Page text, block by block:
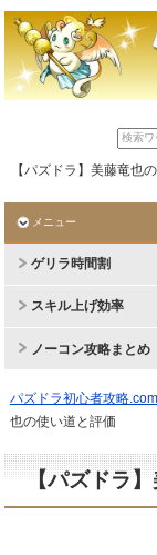
【パズドラ】美藤竜也
メニュー
ゲリラ時間割
スキル上げ効率
ノーコン攻略まとめ
パズドラ初心者攻略
也の使い道と評価
【パズドラ